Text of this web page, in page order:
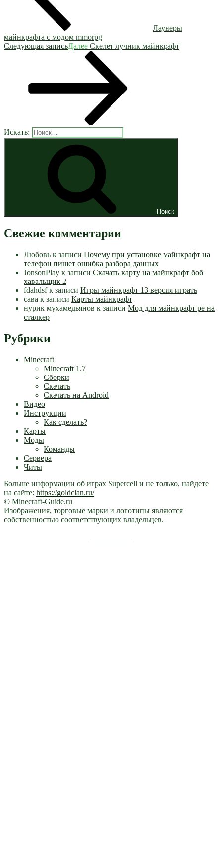
Лаунеры
майнкрафта с модом mmorpg
Следующая записьДалее Скелет лучник майнкрафт
Искать:
Поиск
Свежие комментарии
Любовь к записи Почему при установке майнкрафт на
телефон пишет ошибка разбора данных
JonsonPlay к записи Скачать карту на майнкрафт боб
хавальщик 2
fdahdsfк записи Игры майнкрафт 13 версия играть
сава к записи Карты майнкрафт
нурик мухамедьянов к записи Мод для майнкрафт pe на
сталкер
Рубрики
Minecraft
Minecraft 1.7
Сборки
Скачать
Скачать на Android
Видео
Инструкции
Как сделать?
Карты
Моды
Команды
Сервера
Читы
Больше информации об играх Supercell и не только, найдете
на сайте: https://goldclan.ru/
© Minecraft-Guide.ru
Изображения, торговые марки и логотипы являются
собственностью соответствующих владельцев.